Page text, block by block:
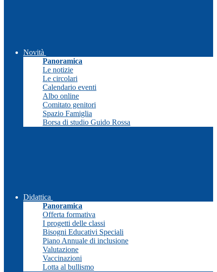
Novità
Panoramica
Le notizie
Le circolari
Calendario eventi
Albo online
Comitato genitori
Spazio Famiglia
Borsa di studio Guido Rossa
Didattica
Panoramica
Offerta formativa
I progetti delle classi
Bisogni Educativi Speciali
Piano Annuale di inclusione
Valutazione
Vaccinazioni
Lotta al bullismo